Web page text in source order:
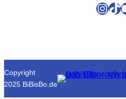
InstagramTikTok
Copyright
2025 BiBisBo.de